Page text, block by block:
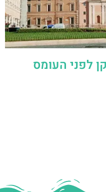
לפני העומס